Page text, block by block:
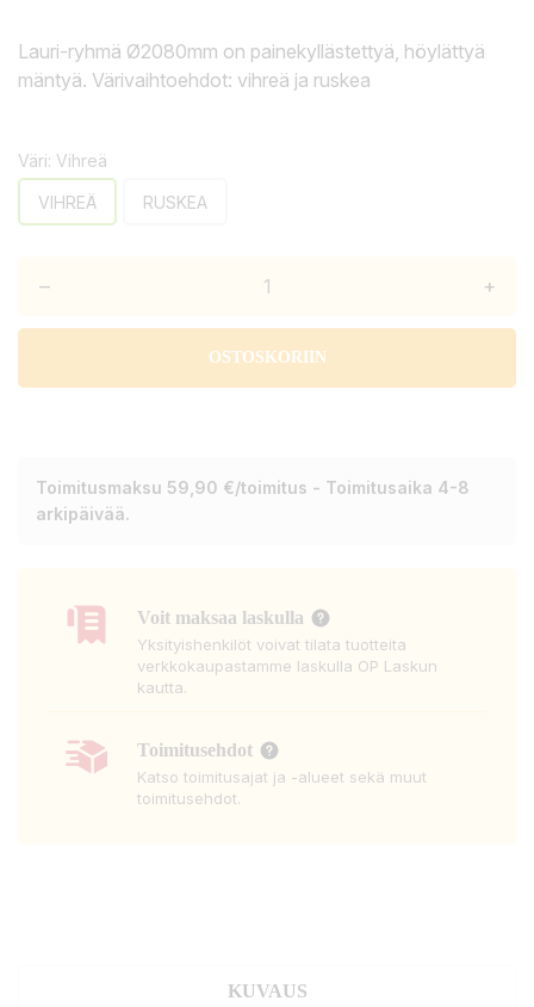
Lauri-ryhmä Ø2080mm on painekyllästettyä, höylättyä
mäntyä. Värivaihtoehdot: vihreä ja ruskea
Väri: Vihreä
VIHREÄ RUSKEA
– +
OSTOSKORIIN
Toimitusmaksu 59,90 €/toimitus - Toimitusaika 4-8
arkipäivää.
Voit maksaa laskulla
Yksityishenkilöt voivat tilata tuotteita
verkkokaupastamme laskulla OP Laskun
kautta.
Toimitusehdot
Katso toimitusajat ja -alueet sekä muut
toimitusehdot.
KUVAUS